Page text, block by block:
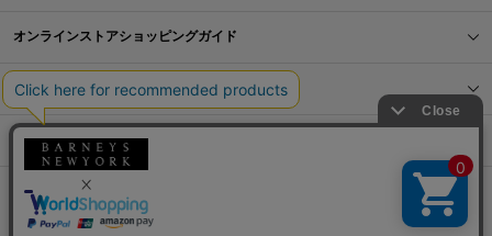
オンラインストアショッピングガイド
店舗情報
サービス